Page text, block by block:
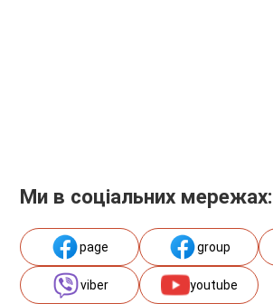
Ми в соціальних мережах:
page group
viber youtube